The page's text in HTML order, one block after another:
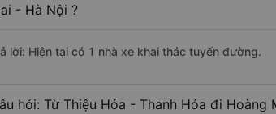
- Hà Nội ?
lời: Hiện tại có 1 nhà xe khai thác tuyến đường.
hỏi: Từ Thiệu Hóa - Thanh Hóa đi